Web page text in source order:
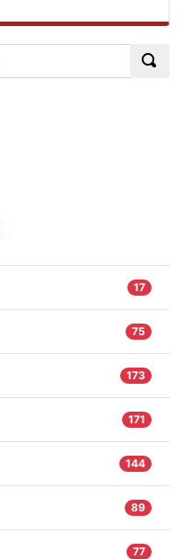
17
75
173
171
144
89
77